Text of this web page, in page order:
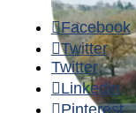
Facebook
Twitter
Twitter
Linkedin
Pinterest